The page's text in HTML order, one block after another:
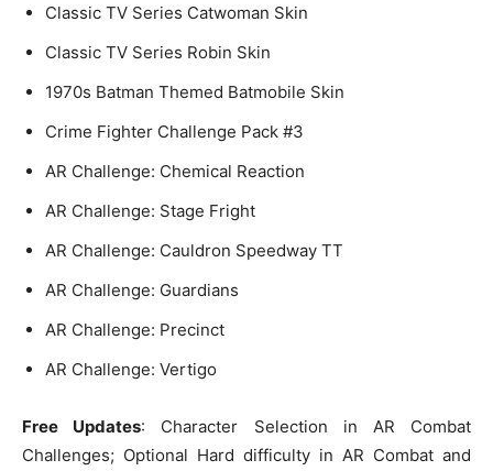
Classic TV Series Catwoman Skin
Classic TV Series Robin Skin
1970s Batman Themed Batmobile Skin
Crime Fighter Challenge Pack #3
AR Challenge: Chemical Reaction
AR Challenge: Stage Fright
AR Challenge: Cauldron Speedway TT
AR Challenge: Guardians
AR Challenge: Precinct
AR Challenge: Vertigo
Free Updates: Character Selection in AR Combat
Challenges; Optional Hard difficulty in AR Combat and